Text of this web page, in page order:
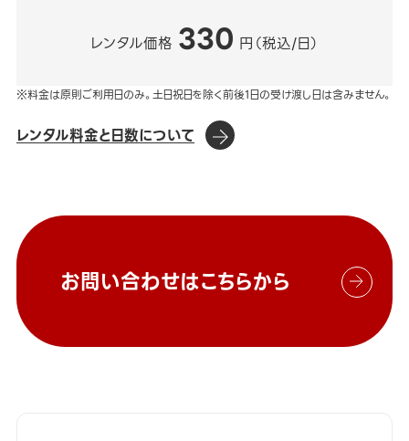
レンタル価格 330 円（税込/日）
※料金は原則ご利用日のみ。土日祝日を除く前後1日の受け渡し日は含みません。
レンタル料金と日数について
お問い合わせはこちらから